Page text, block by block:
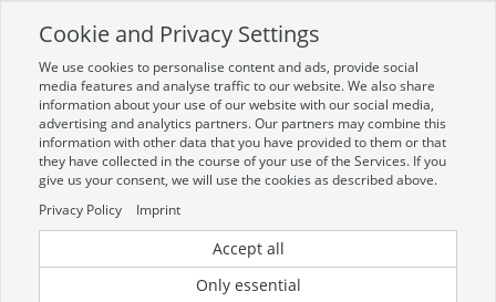
Zur mobilen Kompaktversion (Login erforderlich)
Toggle
navigation
Aktueller Hinweis zur Preis- und
Verfügbarkeitsanzeige
Cookie and Privacy Settings
We use cookies to personalise content and ads, provide social
media features and analyse traffic to our website. We also share
information about your use of our website with our social media,
advertising and analytics partners. Our partners may combine this
information with other data that you have provided to them or that
they have collected in the course of your use of the Services. If you
give us your consent, we will use the cookies as described above.
Privacy Policy
Imprint
Accept all
Only essential